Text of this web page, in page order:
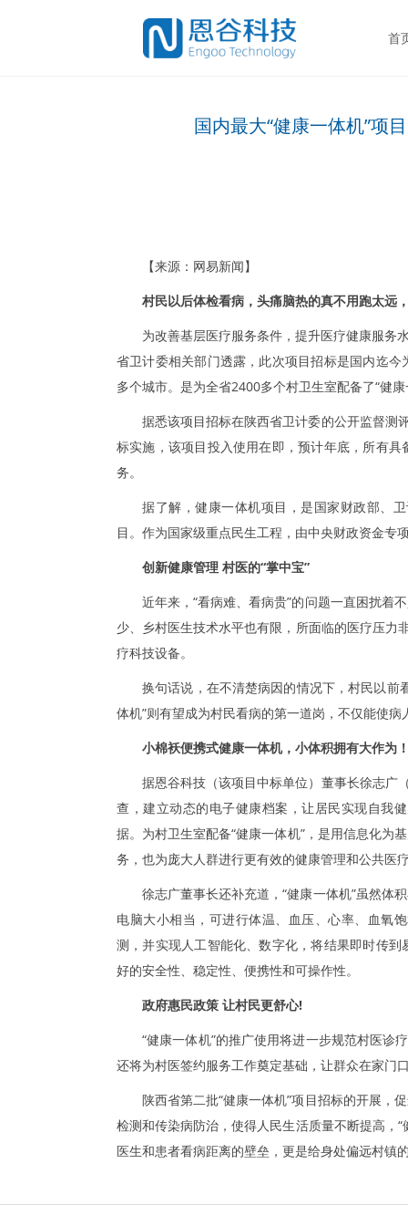
首
国内最大“健康一体机”项
【来源：网易新闻】
村民以后体检看病，头痛脑热的真不用跑太远
为改善基层医疗服务条件，提升医疗健康服务
省卫计委相关部门透露，此次项目招标是国内迄
多个城市。是为全省2400多个村卫生室配备了“健
据悉该项目招标在陕西省卫计委的公开监督测
标实施，该项目投入使用在即，预计年底，所有
务。
据了解，健康一体机项目，是国家财政部、
目。作为国家级重点民生工程，由中央财政资金专
创新健康管理 村医的“掌中宝”
近年来，“看病难、看病贵”的问题一直困扰着
少、乡村医生技术水平也有限，所面临的医疗压力
疗科技设备。
换句话说，在不清楚病因的情况下，村民以前
体机”则有望成为村民看病的第一道岗，不仅能使
小棉袄便携式健康一体机，小体积拥有大作为
据恩谷科技（该项目中标单位）董事长徐志广
查，建立动态的电子健康档案，让居民实现自我
据。为村卫生室配备“健康一体机”，是用信息化为
务，也为庞大人群进行更有效的健康管理和公共医
徐志广董事长还补充道，“健康一体机”虽然体
电脑大小相当，可进行体温、血压、心率、血氧
测，并实现人工智能化、数字化，将结果即时传
好的安全性、稳定性、便携性和可操作性。
政府惠民政策 让村民更舒心!
“健康一体机”的推广使用将进一步规范村医诊
还将为村医签约服务工作奠定基础，让群众在家门
陕西省第二批“健康一体机”项目招标的开展，
检测和传染病防治，使得人民生活质量不断提高，
医生和患者看病距离的壁垒，更是给身处偏远村镇